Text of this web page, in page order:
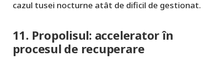
cazul tusei nocturne atât de dificil de gestionat.
11. Propolisul: accelerator în
procesul de recuperare